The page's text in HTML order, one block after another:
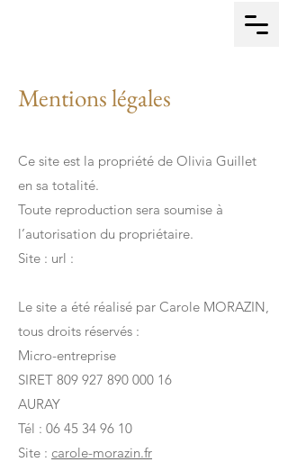
Mentions légales
Ce site est la propriété de Olivia Guillet
en sa totalité.
Toute reproduction sera soumise à
l’autorisation du propriétaire.
Site : url :
Le site a été réalisé par Carole MORAZIN,
tous droits réservés :
Micro-entreprise
SIRET 809 927 890 000 16
AURAY
Tél : 06 45 34 96 10
Site : carole-morazin.fr